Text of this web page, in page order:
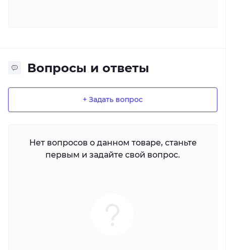
Вопросы и ответы
+ Задать вопрос
Нет вопросов о данном товаре, станьте
первым и задайте свой вопрос.